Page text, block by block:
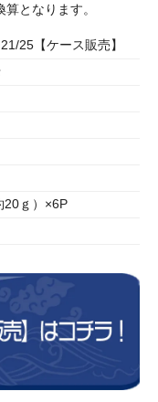
となります。
25【ケース販売】
20ｇ）×6P